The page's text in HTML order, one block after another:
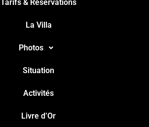
Tarifs & Réservations
La Villa
Photos
Situation
Activités
Livre d’Or